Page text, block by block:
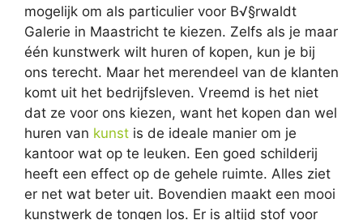
mogelijk om als particulier voor B√§rwaldt
Galerie in Maastricht te kiezen. Zelfs als je maar
één kunstwerk wilt huren of kopen, kun je bij
ons terecht. Maar het merendeel van de klanten
komt uit het bedrijfsleven. Vreemd is het niet
dat ze voor ons kiezen, want het kopen dan wel
huren van kunst is de ideale manier om je
kantoor wat op te leuken. Een goed schilderij
heeft een effect op de gehele ruimte. Alles ziet
er net wat beter uit. Bovendien maakt een mooi
kunstwerk de tongen los. Er is altijd stof voor